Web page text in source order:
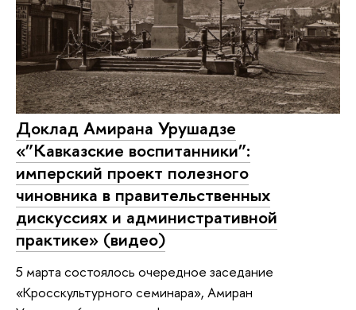
Доклад Амирана Урушадзе
«”Кавказские воспитанники”:
имперский проект полезного
чиновника в правительственных
дискуссиях и административной
практике» (видео)
5 марта состоялось очередное заседание
«Кросскультурного семинара», Амиран